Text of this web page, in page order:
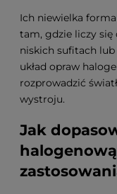
Ich niewielka
tam, gdzie liczy się
niskich sufitach
układ opraw
rozprowadzić
wystroju.
Jak